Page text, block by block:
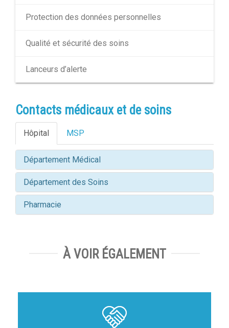
Protection des données personnelles
Qualité et sécurité des soins
Lanceurs d’alerte
Contacts médicaux et de soins
Hôpital MSP
Département Médical
Département des Soins
Pharmacie
À VOIR ÉGALEMENT